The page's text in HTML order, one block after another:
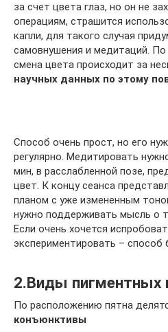
за счет цвета глаз, но он не
операциям, страшится
капли, для такого случая
самовнушения и медитаций.
смена цвета происходит за
научных данных по этому
Способ очень прост, но его
регулярно. Медитировать
мин, в расслабленной позе,
цвет. К концу сеанса
планом с уже измененным
нужно поддерживать мысль о
Если очень хочется
экспериментировать – способ
2.Виды пигментных
По расположению пятна
конъюнктивы